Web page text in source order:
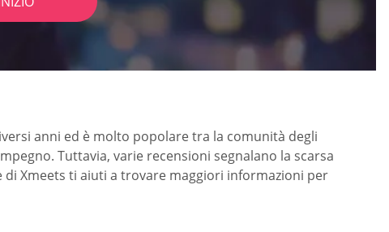
anni ed è molto popolare tra la comunità degli
Tuttavia, varie recensioni segnalano la scarsa
Xmeets ti aiuti a trovare maggiori informazioni per